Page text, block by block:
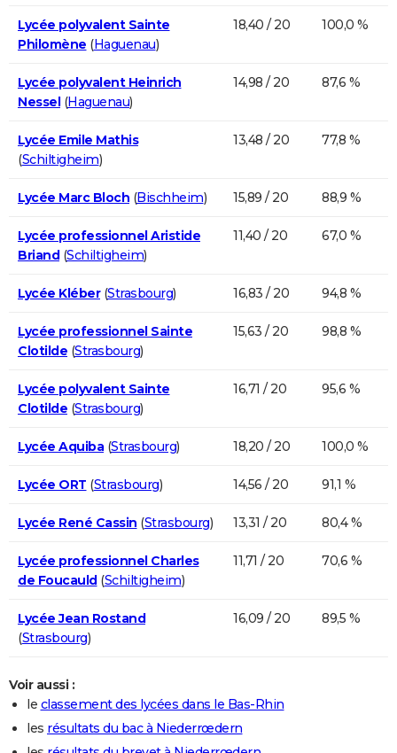
Lycée polyvalent Sainte
Philomène (Haguenau)
18,40 / 20 100,0 %
Lycée polyvalent Heinrich
Nessel(Haguenau)
14,98 / 20 87,6 %
Lycée Emile Mathis
(Schiltigheim)
13,48 / 20 77,8 %
Lycée Marc Bloch (Bischheim) 15,89 / 20 88,9 %
Lycée professionnel Aristide
Briand(Schiltigheim)
11,40 / 20 67,0 %
Lycée Kléber(Strasbourg) 16,83 / 20 94,8 %
Lycée professionnel Sainte
Clotilde (Strasbourg)
15,63 / 20 98,8 %
Lycée polyvalent Sainte
Clotilde (Strasbourg)
16,71 / 20 95,6 %
Lycée Aquiba(Strasbourg) 18,20 / 20 100,0 %
Lycée ORT (Strasbourg) 14,56 / 20 91,1 %
Lycée René Cassin (Strasbourg) 13,31 / 20 80,4 %
Lycée professionnel Charles
de Foucauld(Schiltigheim)
11,71 / 20 70,6 %
Lycée Jean Rostand
(Strasbourg)
16,09 / 20 89,5 %
Voir aussi :
le classement des lycées dans le Bas-Rhin
les résultats du bac à Niederrœdern